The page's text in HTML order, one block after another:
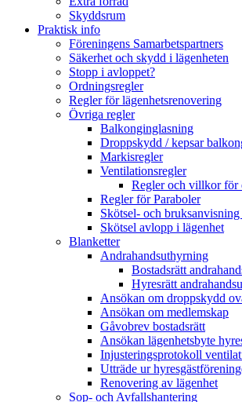
Skyddsrum
Praktisk info
Föreningens Samarbetspartners
Säkerhet och skydd i lägenheten
Stopp i avloppet?
Ordningsregler
Regler för lägenhetsrenovering
Övriga regler
Balkonginglasning
Droppskydd / kepsar
Markisregler
Ventilationsregler
Regler och villkor för
Regler för Paraboler
Skötsel- och
Skötsel avlopp i lägenhet
Blanketter
Andrahandsuthyrning
Bostadsrätt
Hyresrätt
Ansökan om droppskydd
Ansökan om medlemskap
Gåvobrev bostadsrätt
Ansökan lägenhetsbyte
Injusteringsprotokoll
Utträde ur
Renovering av lägenhet
Sop- och Avfallshantering